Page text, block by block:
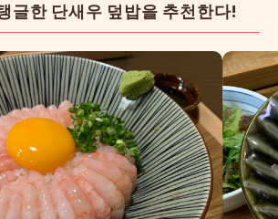
글한 단새우 덮밥을 추천한다!